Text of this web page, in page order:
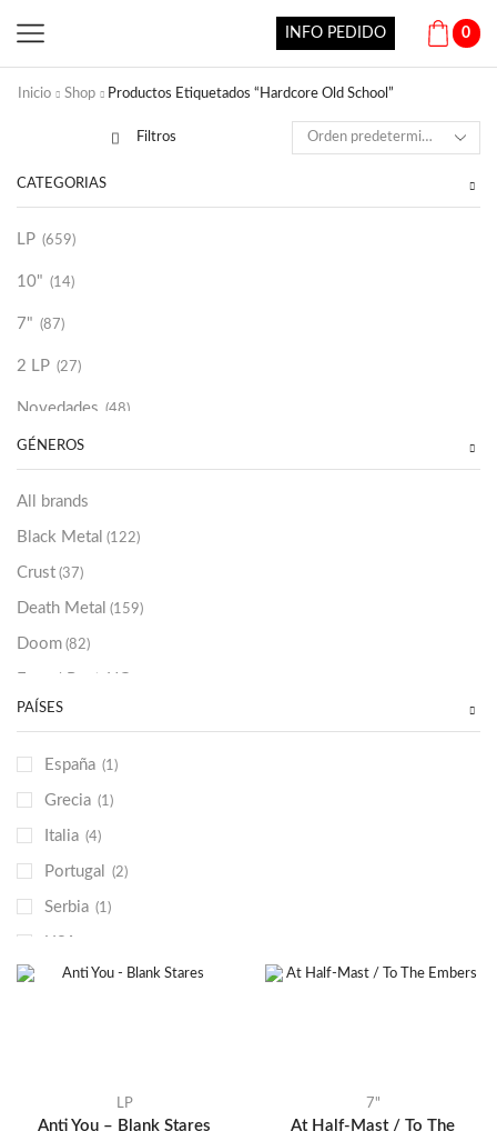
INFO PEDIDO 0
Inicio Shop Productos Etiquetados “Hardcore Old School”
Filtros
CATEGORÍAS
LP (659)
10" (14)
7" (87)
2 LP (27)
Novedades (48)
Vinilako (34)
Sold Out
GÉNEROS
All brands
Black Metal (122)
Crust (37)
Death Metal (159)
Doom (82)
Grindcore
Sludge (35)
PAÍSES
España (1)
Grecia (1)
Italia (4)
Portugal (2)
Serbia (1)
USA
LP
Anti You – Blank Stares
7"
At Half-Mast / To The